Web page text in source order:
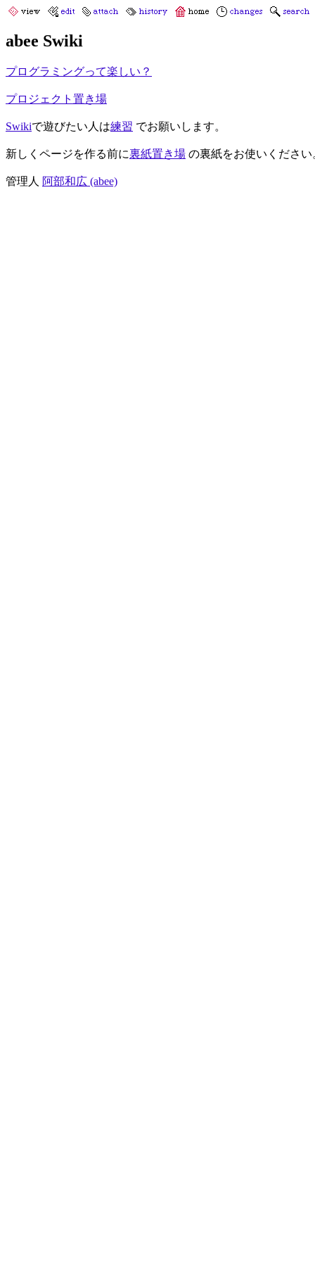
abee Swiki
プログラミングって楽しい？
プロジェクト置き場
Swikiで遊びたい人は練習 でお願いします。
新しくページを作る前に裏紙置き場 の裏紙をお使いください
管理人 阿部和広 (abee)